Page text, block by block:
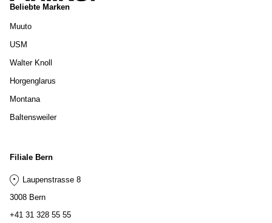
Beliebte Marken
Muuto
USM
Walter Knoll
Horgenglarus
Montana
Baltensweiler
Filiale Bern
Laupenstrasse 8
3008 Bern
+41 31 328 55 55